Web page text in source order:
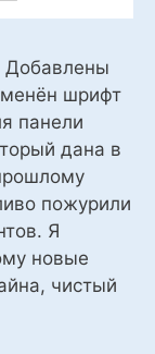
Добавлены
шрифт
панели
дана в
пожурили
Я
новые
чистый